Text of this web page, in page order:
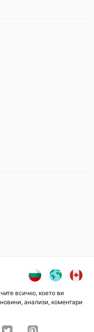
всичко, което ви
анализи, коментари